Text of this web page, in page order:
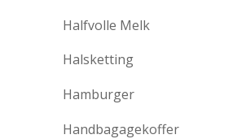
Halfvolle Melk
Halsketting
Hamburger
Handbagagekoffer